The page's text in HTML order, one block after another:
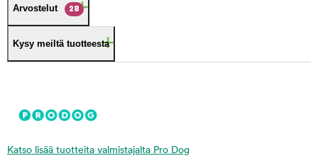
Arvostelut 28
Kysy meiltä tuotteesta
Katso lisää tuotteita valmistajalta Pro Dog